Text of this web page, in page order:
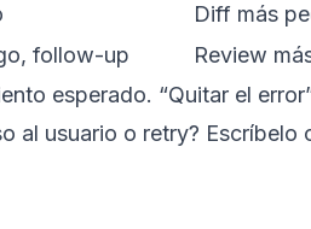
Diff más
follow-up
Review
esperado. “Quitar el
al usuario o retry? Escríbelo